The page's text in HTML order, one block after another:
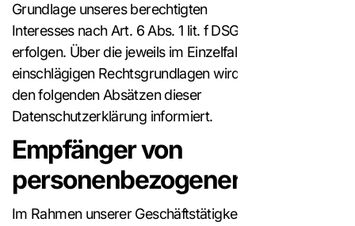
Grundlage unseres berechtigten
Interesses nach Art. 6 Abs. 1 lit. f DSGVO
erfolgen. Über die jeweils im Einzelfall
einschlägigen Rechtsgrundlagen wird in
den folgenden Absätzen dieser
Datenschutzerklärung informiert.
Empfänger von
personenbezogenen Daten
Im Rahmen unserer Geschäftstätigkeit